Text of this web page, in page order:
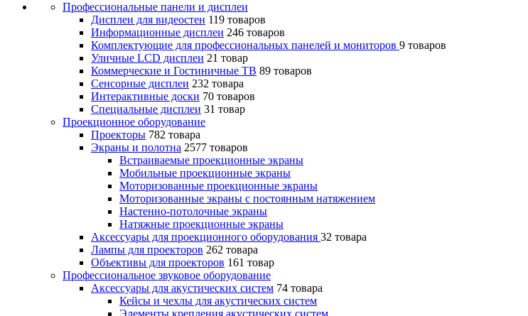
Профессиональные панели и дисплеи
Дисплеи для видеостен 119 товаров
Информационные дисплеи 246 товаров
Комплектующие для профессиональных панелей и мониторов 9 товаров
Уличные LCD дисплеи 21 товар
Коммерческие и Гостиничные ТВ 89 товаров
Сенсорные дисплеи 232 товара
Интерактивные доски 70 товаров
Специальные дисплеи 31 товар
Проекционное оборудование
Проекторы 782 товара
Экраны и полотна 2577 товаров
Встраиваемые проекционные экраны
Мобильные проекционные экраны
Моторизованные проекционные экраны
Моторизованные экраны с постоянным натяжением
Настенно-потолочные экраны
Натяжные проекционные экраны
Аксессуары для проекционного оборудования 32 товара
Лампы для проекторов 262 товара
Объективы для проекторов 161 товар
Профессиональное звуковое оборудование
Аксессуары для акустических систем 74 товара
Кейсы и чехлы для акустических систем
Элементы крепления акустических систем